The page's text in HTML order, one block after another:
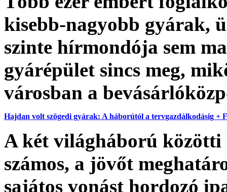
kisebb-nagyobb gyárak,
szinte hírmondója sem
gyárépület sincs meg,
városban a
Hajdan volt szögedi gyárak: A háborútól a tervgazdálkodásig +
A két világháború közötti
számos, a jövőt
sajátos vonást hordozó